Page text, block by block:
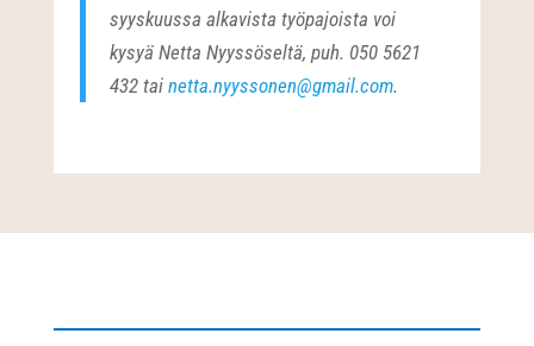
syyskuussa alkavista työpajoista voi
kysyä Netta Nyyssöseltä, puh. 050 5621
432 tainetta.nyyssonen@gmail.com.